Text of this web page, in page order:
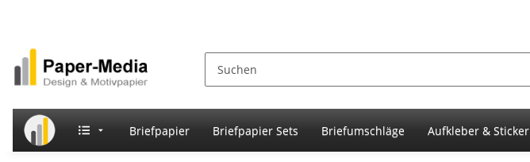
Briefpapier Briefpapier Sets Briefumschläge Aufkleber & Sticker